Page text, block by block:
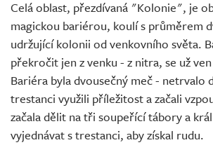
Celá oblast, přezdívaná "Kolonie", je
magickou bariérou, koulí s průměrem
udržující kolonii od venkovního světa.
překročit jen z venku - z nitra, se už
Bariéra byla dvousečný meč - netrvalo
trestanci využili příležitost a začali
začala dělit na tři soupeřící tábory a
vyjednávat s trestanci, aby získal rudu.